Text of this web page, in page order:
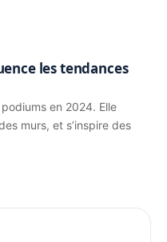
les tendances
en 2024. Elle
murs, et s’inspire des